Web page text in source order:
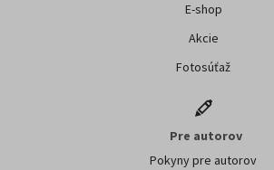
E-shop
Akcie
Fotosúťaž
Pre autorov
Pokyny pre autorov